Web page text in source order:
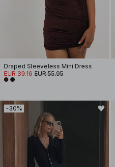
Draped Sleeveless Mini Dress
EUR 39.16 EUR 55.95
-30%